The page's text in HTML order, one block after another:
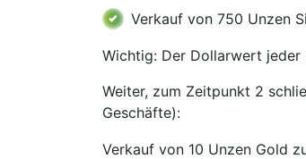
Verkauf von 750 Unzen
Wichtig: Der Dollarwert
Weiter, zum Zeitpunkt 2
Geschäfte):
Verkauf von 10 Unzen Gold